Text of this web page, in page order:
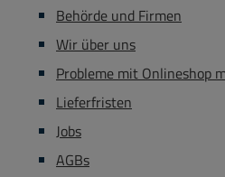
Behörde und Firmen
Wir über uns
Probleme mit Onlineshop
Lieferfristen
Jobs
AGBs